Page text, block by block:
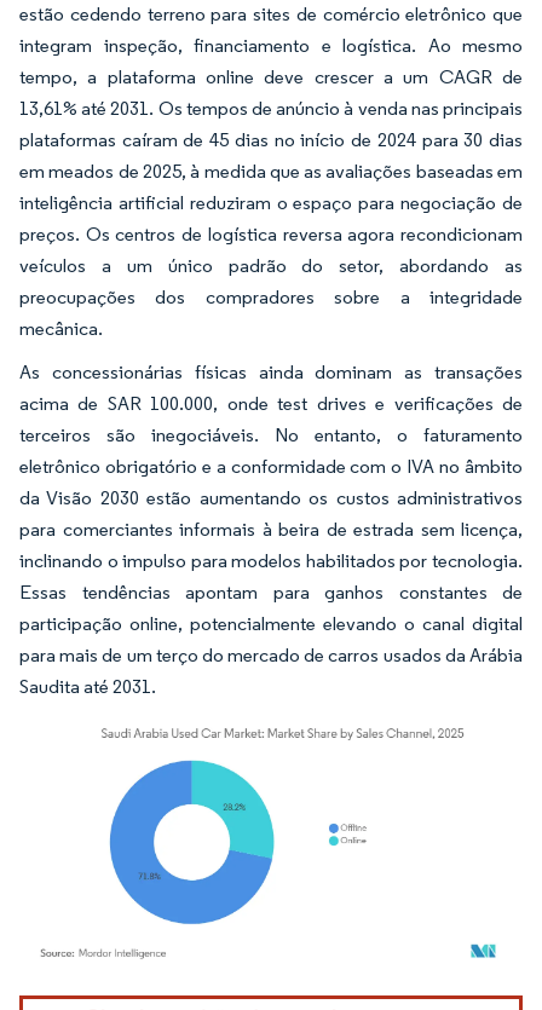
estão cedendo terreno para sites de comércio eletrônico que
integram inspeção, financiamento e logística. Ao mesmo
tempo, a plataforma online deve crescer a um CAGR de
13,61% até 2031. Os tempos de anúncio à venda nas principais
plataformas caíram de 45 dias no início de 2024 para 30 dias
em meados de 2025, à medida que as avaliações baseadas em
inteligência artificial reduziram o espaço para negociação de
preços. Os centros de logística reversa agora recondicionam
veículos a um único padrão do setor, abordando as
preocupações dos compradores sobre a integridade
mecânica.
As concessionárias físicas ainda dominam as transações
acima de SAR 100.000, onde test drives e verificações de
terceiros são inegociáveis. No entanto, o faturamento
eletrônico obrigatório e a conformidade com o IVA no âmbito
da Visão 2030 estão aumentando os custos administrativos
para comerciantes informais à beira de estrada sem licença,
inclinando o impulso para modelos habilitados por tecnologia.
Essas tendências apontam para ganhos constantes de
participação online, potencialmente elevando o canal digital
para mais de um terço do mercado de carros usados da Arábia
Saudita até 2031.
Imagem © Mordor Intelligence. O reuso requer atribuição conforme CC BY 4.0.